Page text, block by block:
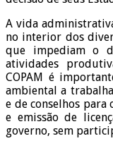
A vida
no interior dos
que impediam o
atividades
COPAM é
ambiental a
e de conselhos para
e emissão de
governo, sem